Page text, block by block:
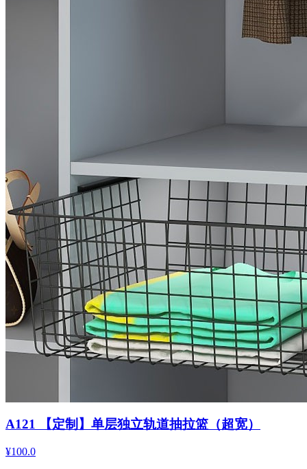
A121 【定制】单层独立轨道抽拉篮（超宽）
¥100.0